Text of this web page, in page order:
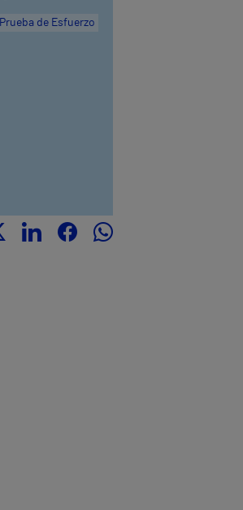
Prueba de Esfuerzo